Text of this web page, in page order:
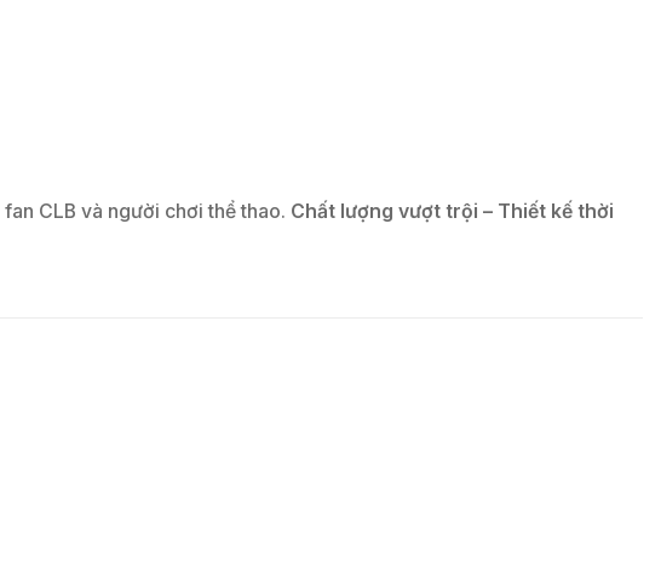
CLB và người chơi thể thao. Chất lượng vượt trội – Thiết kế thời